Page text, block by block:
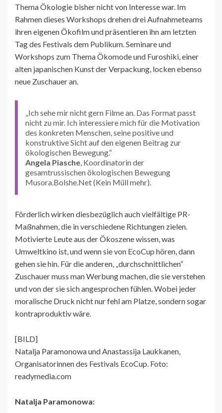
Thema Ökologie bisher nicht von Interesse war. Im
Rahmen dieses Workshops drehen drei Aufnahmeteams
ihren eigenen Ökofilm und präsentieren ihn am letzten
Tag des Festivals dem Publikum. Seminare und
Workshops zum Thema Ökomode und Furoshiki, einer
alten japanischen Kunst der Verpackung, locken ebenso
neue Zuschauer an.
„Ich sehe mir nicht gern Filme an. Das Format passt
nicht zu mir. Ich interessiere mich für die Motivation
des konkreten Menschen, seine positive und
konstruktive Sicht auf den eigenen Beitrag zur
ökologischen Bewegung.“
Angela Piasche, Koordinatorin der
gesamtrussischen ökologischen Bewegung
Musora.Bolshe.Net (Kein Müll mehr).
Förderlich wirken diesbezüglich auch vielfältige PR-
Maßnahmen, die in verschiedene Richtungen zielen.
Motivierte Leute aus der Ökoszene wissen, was
Umweltkino ist, und wenn sie von EcoCup hören, dann
gehen sie hin. Für die anderen, „durchschnittlichen“
Zuschauer muss man Werbung machen, die sie verstehen
und von der sie sich angesprochen fühlen. Wobei jeder
moralische Druck nicht nur fehl am Platze, sondern sogar
kontraproduktiv wäre.
[BILD]
Natalja Paramonowa und Anastassija Laukkanen,
Organisatorinnen des Festivals EcoCup. Foto:
readymedia.com
Natalja Paramonowa: